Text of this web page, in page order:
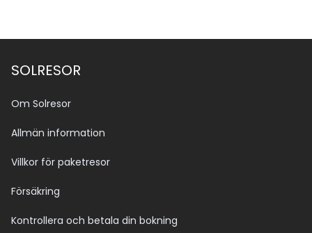
SOLRESOR
Om Solresor
Allmän information
Villkor för paketresor
Försäkring
Kontrollera och betala din bokning